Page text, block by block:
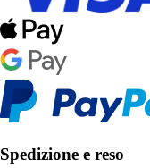
Spedizione e reso